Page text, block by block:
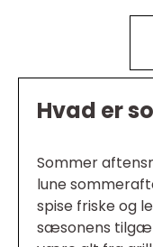
Hvad er
Sommer
lune
spise friske og
sæsonens